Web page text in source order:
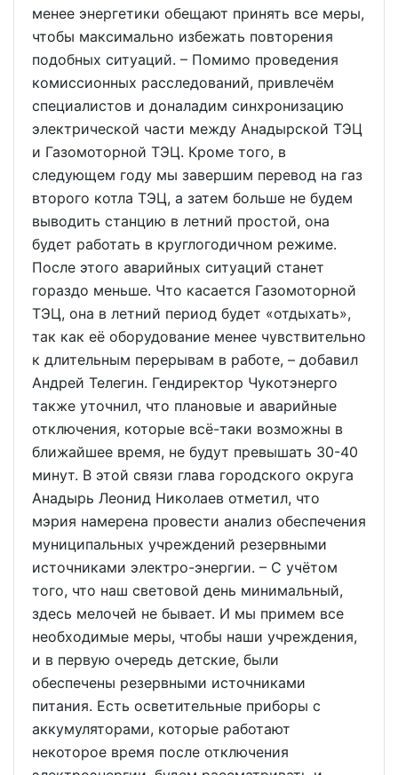
менее энергетики обещают принять все меры,
чтобы максимально избежать повторения
подобных ситуаций. – Помимо проведения
комиссионных расследований, привлечём
специалистов и доналадим синхронизацию
электрической части между Анадырской ТЭЦ
и Газомоторной ТЭЦ. Кроме того, в
следующем году мы завершим перевод на газ
второго котла ТЭЦ, а затем больше не будем
выводить станцию в летний простой, она
будет работать в круглогодичном режиме.
После этого аварийных ситуаций станет
гораздо меньше. Что касается Газомоторной
ТЭЦ, она в летний период будет «отдыхать»,
так как её оборудование менее чувствительно
к длительным перерывам в работе, – добавил
Андрей Телегин. Гендиректор Чукотэнерго
также уточнил, что плановые и аварийные
отключения, которые всё-таки возможны в
ближайшее время, не будут превышать 30-40
минут. В этой связи глава городского округа
Анадырь Леонид Николаев отметил, что
мэрия намерена провести анализ обеспечения
муниципальных учреждений резервными
источниками электро-энергии. – С учётом
того, что наш световой день минимальный,
здесь мелочей не бывает. И мы примем все
необходимые меры, чтобы наши учреждения,
и в первую очередь детские, были
обеспечены резервными источниками
питания. Есть осветительные приборы с
аккумуляторами, которые работают
некоторое время после отключения